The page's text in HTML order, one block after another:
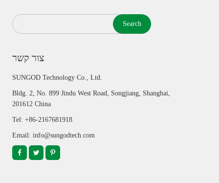
Search
צור קשר
SUNGOD Technology Co., Ltd.
Bldg. 2, No. 899 Jindu West Road, Songjiang, Shanghai,
201612 China
Tel: +86-2167681918
Email: info@sungodtech.com